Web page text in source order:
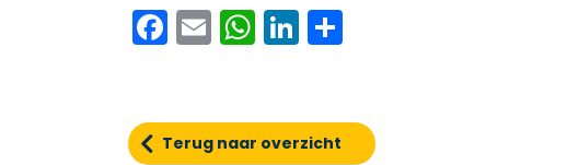
Facebook
EmailWhatsApp
LinkedIn
Terug naar overzicht